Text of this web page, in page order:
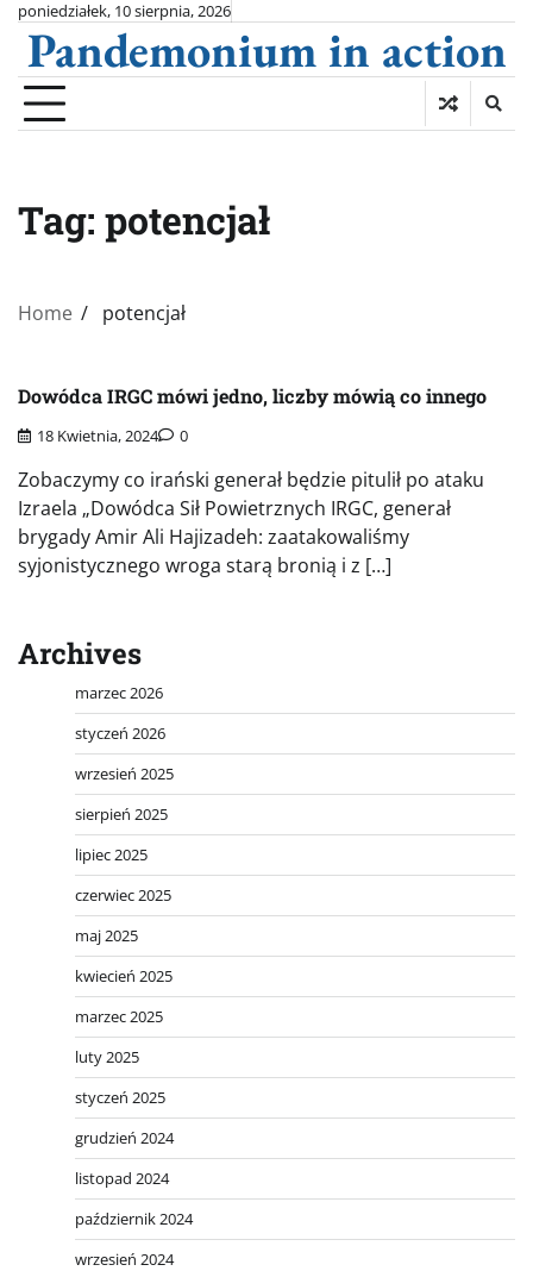
Skip
content
poniedziałek, 10 sierpnia, 2026
Pandemonium in action
Tag: potencjał
Home potencjał
Dowódca IRGC mówi jedno, liczby mówią co innego
18 Kwietnia, 2024 0
Zobaczymy co irański generał będzie pitulił po ataku
Izraela „Dowódca Sił Powietrznych IRGC, generał
brygady Amir Ali Hajizadeh: zaatakowaliśmy
syjonistycznego wroga starą bronią i z […]
Archives
marzec 2026
styczeń 2026
wrzesień 2025
sierpień 2025
lipiec 2025
czerwiec 2025
maj 2025
kwiecień 2025
marzec 2025
luty 2025
styczeń 2025
grudzień 2024
listopad 2024
październik 2024
wrzesień 2024